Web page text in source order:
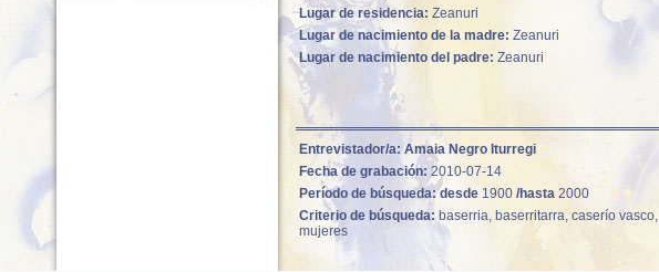
Lugar de residencia: Zeanuri
Lugar de nacimiento de la madre: Zeanuri
Lugar de nacimiento del padre: Zeanuri
Entrevistador/a: Amaia Negro Iturregi
Fecha de grabación: 2010-07-14
Período de búsqueda: desde 1900 /hasta 2000
Criterio de búsqueda: baserria, baserritarra, caserío vasco,
mujeres